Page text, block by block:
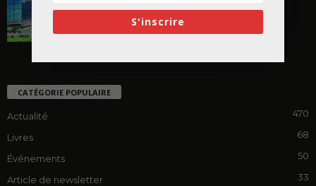
chantier
CATÉGORIE POPULAIRE
Actualité 470
Livres 68
Événements 50
Article de newsletter 33
S'inscrire